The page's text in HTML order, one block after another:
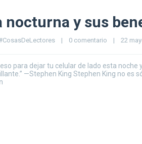
nocturna y sus
| 0 comentario | 22
para dejar tu celular de lado esta
—Stephen King Stephen King no es